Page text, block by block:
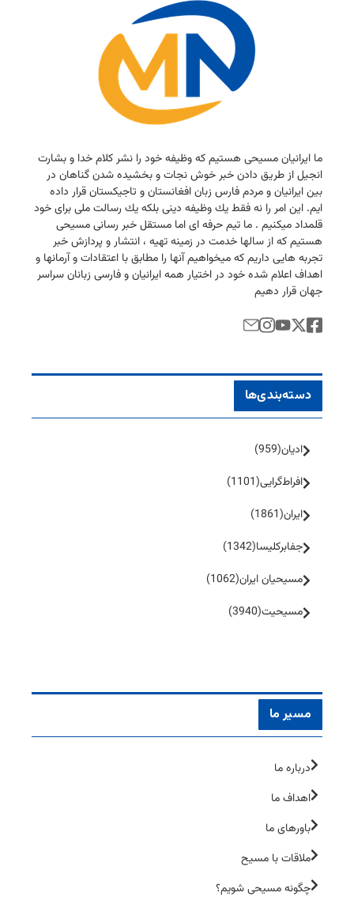
ما ایرانیان مسیحی هستیم كه وظیفه خود را نشر كلام خدا و بشارت
انجیل از طریق دادن خبر خوش نجات و بخشیده شدن گناهان در
بین ایرانیان و مردم فارس زبان افغانستان و تاجیكستان قرار داده
ایم. این امر را نه فقط یك وظیفه دینی بلكه یك رسالت ملی برای خود
قلمداد میكنیم . ما تیم حرفه ای اما مستقل خبر رسانی مسیحی
هستیم كه از سالها خدمت در زمینه تهیه ، انتشار و پردازش خبر
تجربه هایی داریم كه میخواهیم آنها را مطابق با اعتقادات و آرمانها و
اهداف اعلام شده خود در اختیار همه ایرانیان و فارسی زبانان سراسر
جهان قرار دهیم
دسته‌بندی‌ها
ادیان(959)
افراط‌گرایی(1101)
ایران(1861)
جفا‌بر‌کلیسا(1342)
مسیحیان ایران(1062)
مسیحیت(3940)
مسیر ما
درباره ما
اهداف ما
باورهای ما
ملاقات با مسیح
چگونه مسیحی شویم؟